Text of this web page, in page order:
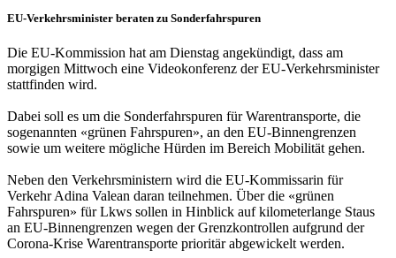
EU-Verkehrsminister beraten zu Sonderfahrspuren
Die EU-Kommission hat am Dienstag angekündigt, dass am
morgigen Mittwoch eine Videokonferenz der EU-Verkehrsminister
stattfinden wird.
Dabei soll es um die Sonderfahrspuren für Warentransporte, die
sogenannten «grünen Fahrspuren», an den EU-Binnengrenzen
sowie um weitere mögliche Hürden im Bereich Mobilität gehen.
Neben den Verkehrsministern wird die EU-Kommissarin für
Verkehr Adina Valean daran teilnehmen. Über die «grünen
Fahrspuren» für Lkws sollen in Hinblick auf kilometerlange Staus
an EU-Binnengrenzen wegen der Grenzkontrollen aufgrund der
Corona-Krise Warentransporte prioritär abgewickelt werden.